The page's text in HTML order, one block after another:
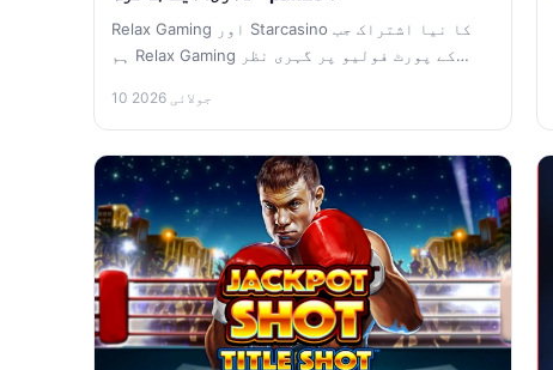
Relax Gaming اور Starcasino کا نیا اشتراک جب
ہم Relax Gaming کے پورٹ فولیو پر گہری نظر
10 جولائی 2026